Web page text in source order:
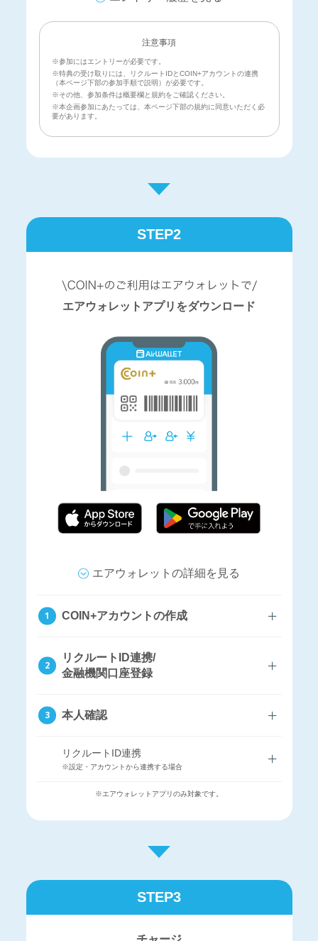
注意事項
※参加にはエントリーが必要です。
※特典の受け取りには、リクルートIDとCOIN+アカウントの連携
（本ページ下部の参加手順で説明）が必要です。
※その他、参加条件は概要欄と規約をご確認ください。
※本企画参加にあたっては、本ページ下部の規約に同意いただく必
要があります。
STEP2
エアウォレットアプリをダウンロード
エアウォレットの詳細を見る
COIN+アカウントの作成
リクルートID連携/
金融機関口座登録
本人確認
リクルートID連携
※設定・アカウントから連携する場合
※エアウォレットアプリのみ対象です。
STEP3